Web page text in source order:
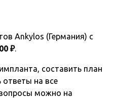
Ankylos (Германия) с
₽.
составить план
ответы на все
можно на